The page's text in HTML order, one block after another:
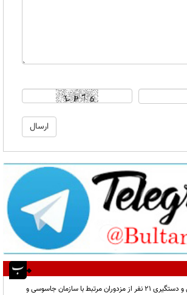
وزارت اطلاعات: شناسایی و دستگیری ۲۱ نفر از مزدوران مرتبط با سازمان جاسوسی و